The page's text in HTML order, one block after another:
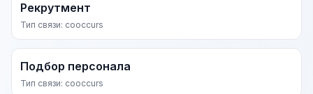
Рекрутмент
Тип связи: cooccurs
Подбор персонала
Тип связи: cooccurs